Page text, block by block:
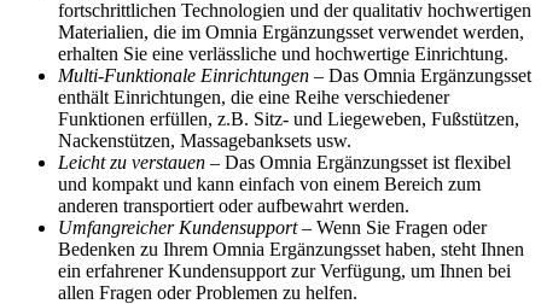
fortschrittlichen Technologien und der qualitativ hochwertigen
Materialien, die im Omnia Ergänzungsset verwendet werden,
erhalten Sie eine verlässliche und hochwertige Einrichtung.
Multi-Funktionale Einrichtungen – Das Omnia Ergänzungsset
enthält Einrichtungen, die eine Reihe verschiedener
Funktionen erfüllen, z.B. Sitz- und Liegeweben, Fußstützen,
Nackenstützen, Massagebanksets usw.
Leicht zu verstauen – Das Omnia Ergänzungsset ist flexibel
und kompakt und kann einfach von einem Bereich zum
anderen transportiert oder aufbewahrt werden.
Umfangreicher Kundensupport– Wenn Sie Fragen oder
Bedenken zu Ihrem Omnia Ergänzungsset haben, steht Ihnen
ein erfahrener Kundensupport zur Verfügung, um Ihnen bei
allen Fragen oder Problemen zu helfen.